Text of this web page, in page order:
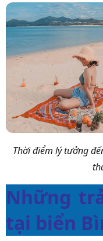
Thời điểm lý tưởng
Những
tại biển